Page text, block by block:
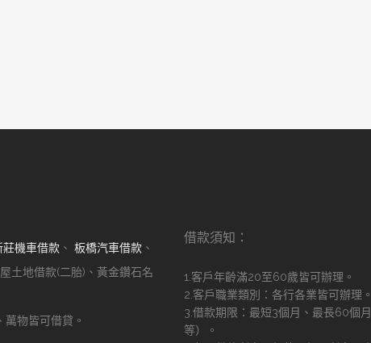
莊機車借款 、 板橋汽車借款 、
土地借款(二胎)、黃金鑽石名
物皆可借貸。
借款須知：
1.客戶年齡滿20至60歲皆可辦理。
2.客戶職業類別：各行各業皆可辦理。
3.借款期限：最短3個月、最長60個
等）。